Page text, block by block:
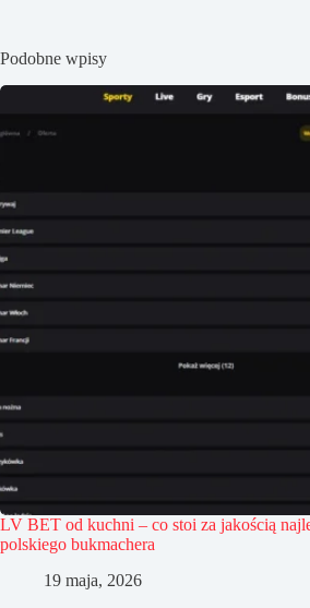
Podobne wpisy
LV BET od kuchni – co stoi za jakością
polskiego bukmachera
19 maja, 2026